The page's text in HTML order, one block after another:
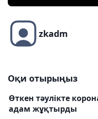
zkadm
Оқи отырыңыз
Өткен тәулікте
адам жұқтырды